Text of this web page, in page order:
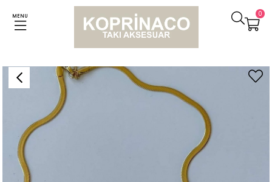
MENU 0
Kolyeler Çelik İtalyan Zincir Beyaz Kare Baget Taşlı Kolye (45 Cm)